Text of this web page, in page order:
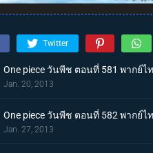
Twitter
One piece วันพีช ตอนที่ 581 พากย์
Jan. 20, 2013
One piece วันพีช ตอนที่ 582 พากย์
Jan. 27, 2013